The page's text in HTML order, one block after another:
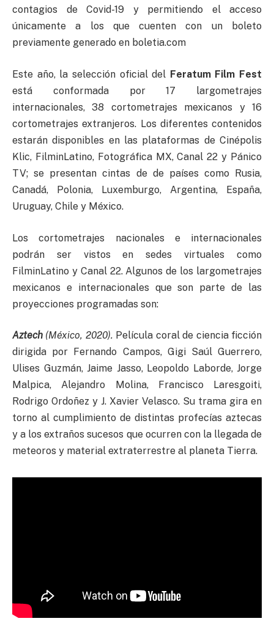
contagios de Covid-19 y permitiendo el acceso
únicamente a los que cuenten con un boleto
previamente generado en boletia.com
Este año, la selección oficial del Feratum Film Fest
está conformada por 17 largometrajes
internacionales, 38 cortometrajes mexicanos y 16
cortometrajes extranjeros. Los diferentes contenidos
estarán disponibles en las plataformas de Cinépolis
Klic, FilminLatino, Fotográfica MX, Canal 22 y Pánico
TV; se presentan cintas de de países como Rusia,
Canadá, Polonia, Luxemburgo, Argentina, España,
Uruguay, Chile y México.
Los cortometrajes nacionales e internacionales
podrán ser vistos en sedes virtuales como
FilminLatino y Canal 22. Algunos de los largometrajes
mexicanos e internacionales que son parte de las
proyecciones programadas son:
Aztech (México, 2020). Película coral de ciencia ficción
dirigida por Fernando Campos, Gigi Saúl Guerrero,
Ulises Guzmán, Jaime Jasso, Leopoldo Laborde, Jorge
Malpica, Alejandro Molina, Francisco Laresgoiti,
Rodrigo Ordoñez y J. Xavier Velasco. Su trama gira en
torno al cumplimiento de distintas profecías aztecas
y a los extraños sucesos que ocurren con la llegada de
meteoros y material extraterrestre al planeta Tierra.